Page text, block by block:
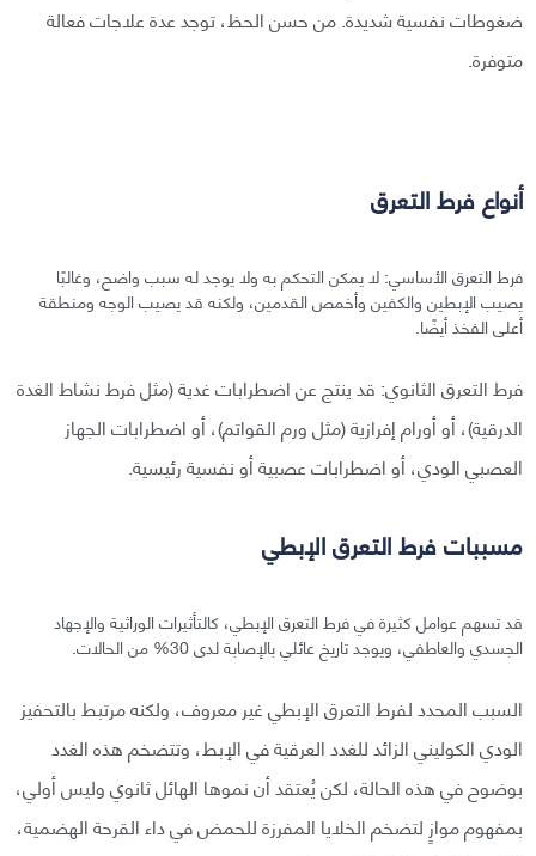
ضغوطات نفسية شديدة. من حسن الحظ، توجد عدة علاجات فعالة
متوفرة.
أنواع فرط التعرق
فرط التعرق الأساسي: لا يمكن التحكم به ولا يوجد له سبب واضح، وغالبًا
يصيب الإبطين والكفين وأخمص القدمين، ولكنه قد يصيب الوجه ومنطقة
أعلى الفخذ أيضًا.
فرط التعرق الثانوي: قد ينتج عن اضطرابات غدية (مثل فرط نشاط الغدة
الدرقية)، أو أورام إفرازية (مثل ورم القواتم)، أو اضطرابات الجهاز
العصبي الودي، أو اضطرابات عصبية أو نفسية رئيسية.
مسببات فرط التعرق الإبطي
قد تسهم عوامل كثيرة في فرط التعرق الإبطي، كالتأثيرات الوراثية والإجهاد
الجسدي والعاطفي، ويوجد تاريخ عائلي بالإصابة لدى 30% من الحالات.
السبب المحدد لفرط التعرق الإبطي غير معروف، ولكنه مرتبط بالتحفيز
الودي الكوليني الزائد للغدد العرقية في الإبط، وتتضخم هذه الغدد
بوضوح في هذه الحالة، لكن يُعتقد أن نموها الهائل ثانوي وليس أولي،
بمفهوم موازٍ لتضخم الخلايا المفرزة للحمض في داء القرحة الهضمية،